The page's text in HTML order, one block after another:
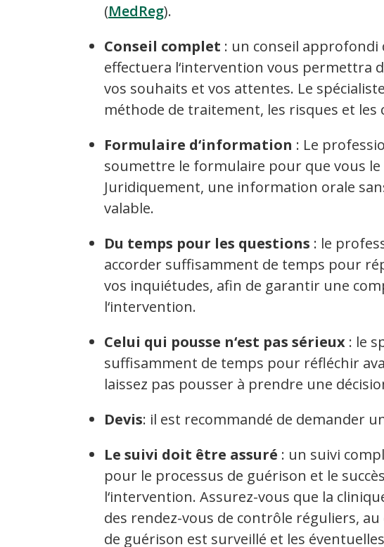
(MedReg).
Conseil complet : un conseil approfondi
effectuera l‘intervention vous permettra
vos souhaits et vos attentes. Le
méthode de traitement, les risques et les
Formulaire d‘information : Le
soumettre le formulaire pour que vous le
Juridiquement, une information orale
valable.
Du temps pour les questions : le
accorder suffisamment de temps pour
vos inquiétudes, afin de garantir une
l‘intervention.
Celui qui pousse n‘est pas sérieux : le
suffisamment de temps pour réfléchir
laissez pas pousser à prendre une
Devis: il est recommandé de demander
Le suivi doit être assuré : un suivi
pour le processus de guérison et le
l‘intervention. Assurez-vous que la
des rendez-vous de contrôle réguliers,
de guérison est surveillé et les